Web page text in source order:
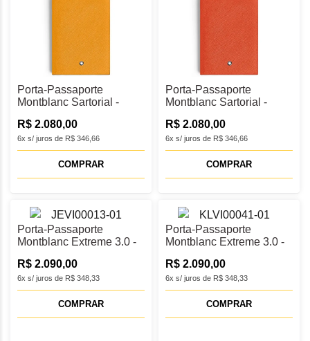
Porta-Passaporte
Montblanc Sartorial -
6x s/ juros de R$ 346,66
R$ 2.080,00
COMPRAR
Porta-Passaporte
Montblanc Sartorial -
6x s/ juros de R$ 346,66
R$ 2.080,00
COMPRAR
Porta-Passaporte
Montblanc Extreme 3.0 -
6x s/ juros de R$ 348,33
R$ 2.090,00
COMPRAR
Porta-Passaporte
Montblanc Extreme 3.0 -
6x s/ juros de R$ 348,33
R$ 2.090,00
COMPRAR